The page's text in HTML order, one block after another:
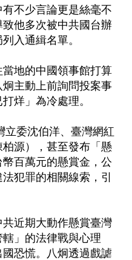
不少言論更是絲毫不
他多次被中共國台辦
入通緝名單。
地的中國領事館打算
炯主動上前詢問投案事
烊」為冷處理。
立委沈伯洋、臺灣網紅
源），甚至發布「懸
百萬元的懸賞金，公
犯罪的相關線索，引
近期大動作懸賞臺灣
」的法律戰與心理
恐慌。八炯透過戲謔